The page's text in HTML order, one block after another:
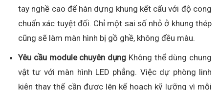
tay nghề cao để hàn dựng khung kết cấu với độ cong
chuẩn xác tuyệt đối. Chỉ một sai số nhỏ ở khung thép
cũng sẽ làm màn hình bị gồ ghề, không đều màu.
Yêu cầu module chuyên dụng Không thể dùng chung
vật tư với màn hình LED phẳng. Việc dự phòng linh
kiện thay thế cần được lên kế hoạch kỹ lưỡng vì mỗi